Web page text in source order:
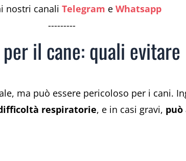
nostri canali Telegram e Whatsapp
---------
il cane: quali evitare
ma può essere pericoloso per i cani.
respiratorie, e in casi gravi,